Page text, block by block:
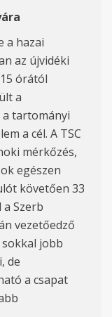
a hazai
az újvidéki
órától
a
tartományi
a cél. A TSC
mérkőzés,
egészen
követően 33
Szerb
vezetőedző
jobb
de
a csapat